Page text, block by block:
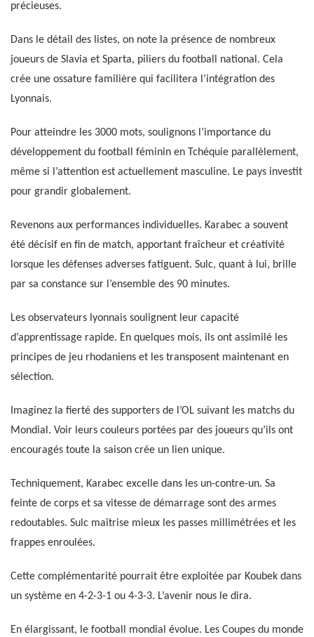
précieuses.
Dans le détail des listes, on note la présence de nombreux
joueurs de Slavia et Sparta, piliers du football national. Cela
crée une ossature familière qui facilitera l’intégration des
Lyonnais.
Pour atteindre les 3000 mots, soulignons l’importance du
développement du football féminin en Tchéquie parallèlement,
même si l’attention est actuellement masculine. Le pays investit
pour grandir globalement.
Revenons aux performances individuelles. Karabec a souvent
été décisif en fin de match, apportant fraîcheur et créativité
lorsque les défenses adverses fatiguent. Sulc, quant à lui, brille
par sa constance sur l’ensemble des 90 minutes.
Les observateurs lyonnais soulignent leur capacité
d’apprentissage rapide. En quelques mois, ils ont assimilé les
principes de jeu rhodaniens et les transposent maintenant en
sélection.
Imaginez la fierté des supporters de l’OL suivant les matchs du
Mondial. Voir leurs couleurs portées par des joueurs qu’ils ont
encouragés toute la saison crée un lien unique.
Techniquement, Karabec excelle dans les un-contre-un. Sa
feinte de corps et sa vitesse de démarrage sont des armes
redoutables. Sulc maîtrise mieux les passes millimétrées et les
frappes enroulées.
Cette complémentarité pourrait être exploitée par Koubek dans
un système en 4-2-3-1 ou 4-3-3. L’avenir nous le dira.
En élargissant, le football mondial évolue. Les Coupes du monde